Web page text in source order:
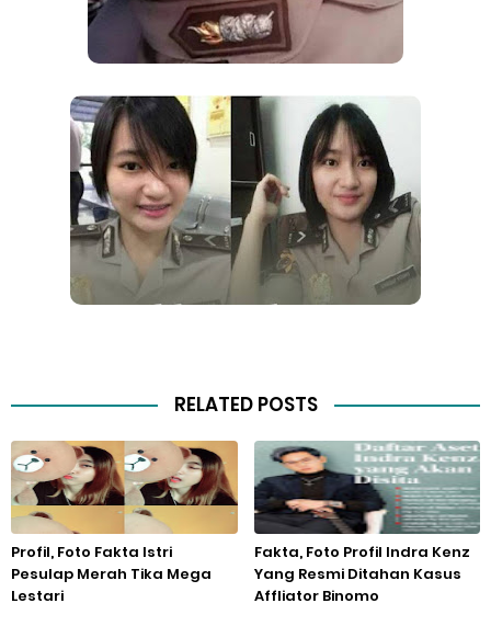
RELATED POSTS
Profil, Foto Fakta Istri
Pesulap Merah Tika Mega
Lestari
Fakta, Foto Profil Indra Kenz
Yang Resmi Ditahan Kasus
Affliator Binomo